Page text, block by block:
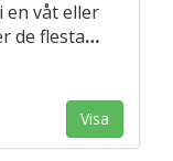
en våt eller
de flesta…
Visa